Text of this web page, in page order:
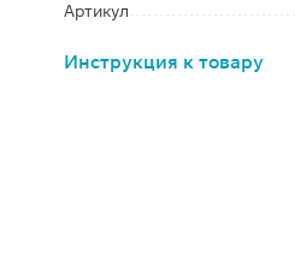
Артикул
Инструкция к товару